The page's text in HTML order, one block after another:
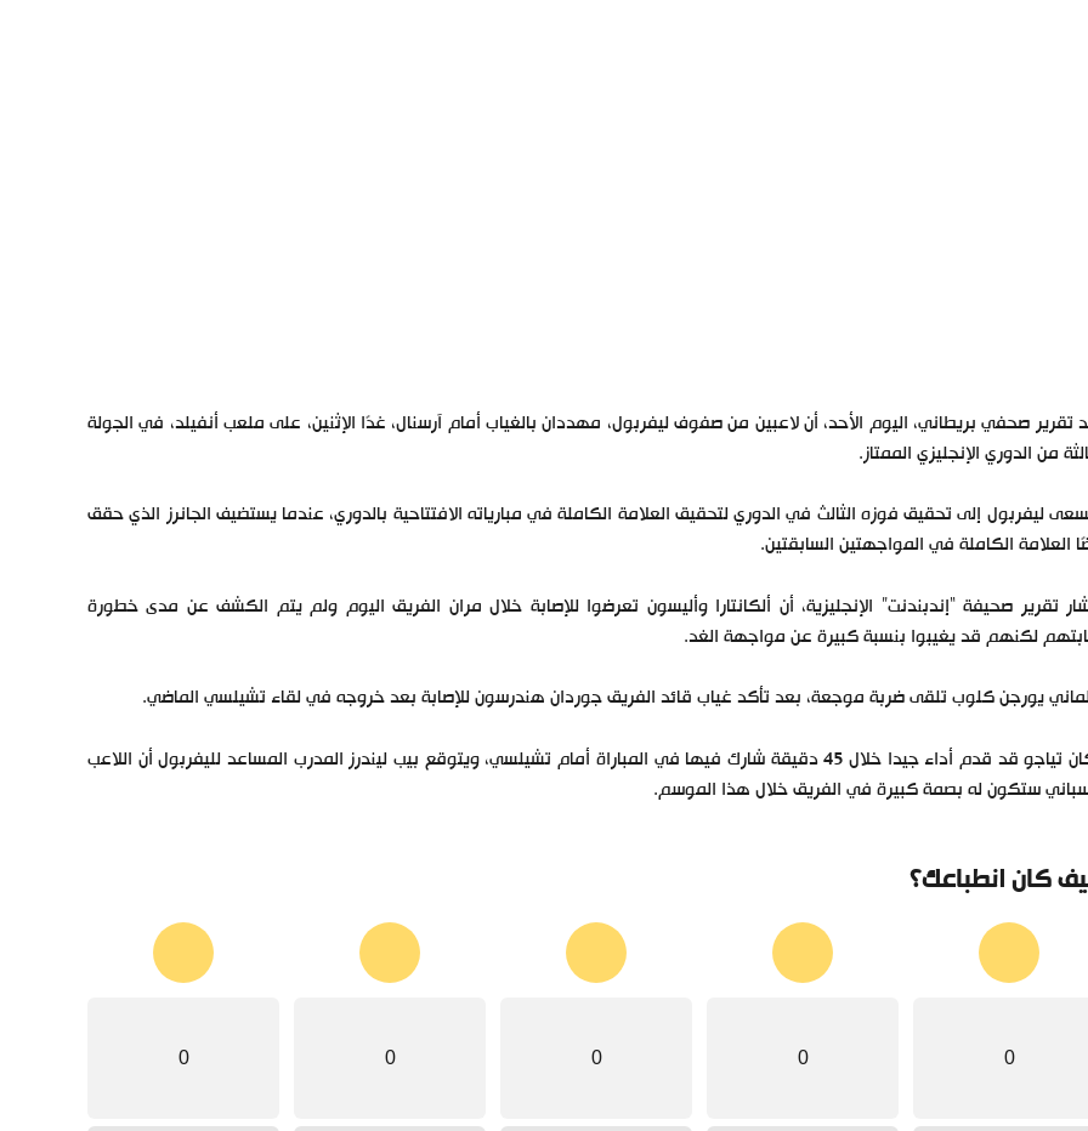
تقرير صحفي بريطاني، اليوم الأحد، أن لاعبين من صفوف ليفربول، مهددان بالغياب أمام آرسنال، غدًا الإثنين، على ملعب أنفيلد، في الجولة
من الدوري الإنجليزي الممتاز.
ليفربول إلى تحقيق فوزه الثالث في الدوري لتحقيق العلامة الكاملة في مبارياته الافتتاحية بالدوري، عندما يستضيف الجانرز الذي حقق
العلامة الكاملة في المواجهتين السابقتين.
تقرير صحيفة “إندبندنت” الإنجليزية، أن ألكانتارا وأليسون تعرضوا للإصابة خلال مران الفريق اليوم ولم يتم الكشف عن مدى خطورة
لكنهم قد يغيبوا بنسبة كبيرة عن مواجهة الغد.
يورجن كلوب تلقى ضربة موجعة، بعد تأكد غياب قائد الفريق جوردان هندرسون للإصابة بعد خروجه في لقاء تشيلسي الماضي.
وكان تياجو قد قدم أداء جيدا خلال 45 دقيقة شارك فيها في المباراة أمام تشيلسي، ويتوقع بيب ليندرز المدرب المساعد لليفربول أن اللاعب
ستكون له بصمة كبيرة في الفريق خلال هذا الموسم.
كان انطباعك؟
0
0
0
0
0